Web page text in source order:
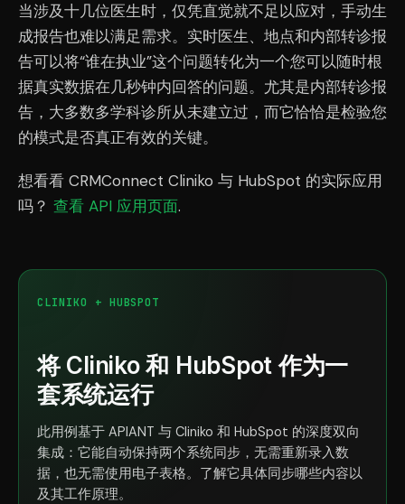
当涉及十几位医生时，仅凭直觉就不足以应对，手动生
成报告也难以满足需求。实时医生、地点和内部转诊报
告可以将“谁在执业”这个问题转化为一个您可以随时根
据真实数据在几秒钟内回答的问题。尤其是内部转诊报
告，大多数多学科诊所从未建立过，而它恰恰是检验您
的模式是否真正有效的关键。
想看看 CRMConnect Cliniko 与 HubSpot 的实际应用
吗？ 查看 API 应用页面.
CLINIKO + HUBSPOT
将 Cliniko 和 HubSpot 作为一
套系统运行
此用例基于 APIANT 与 Cliniko 和 HubSpot 的深度双向
集成：它能自动保持两个系统同步，无需重新录入数
据，也无需使用电子表格。了解它具体同步哪些内容以
及其工作原理。